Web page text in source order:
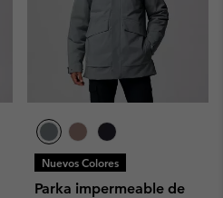
Nuevos Colores
Parka impermeable de